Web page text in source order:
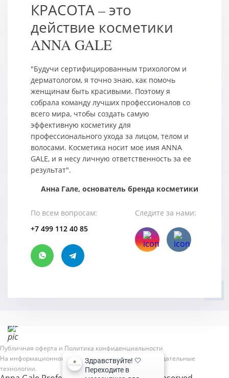
КРАСОТА – это
действие косметики
ANNA GALE
"Будучи сертифицированным трихологом и
дерматологом, я точно знаю, как помочь
женщинам быть красивыми. Поэтому я
собрала команду лучших профессионалов со
всего мира, чтобы создать самую
эффективную косметику для
профессионального ухода за лицом, телом и
волосами. Косметика носит мое имя ANNA
GALE, и я несу личную ответственность за ее
результат".
Анна Гале, основатель бренда косметики
По всем вопросам:
+7 499 112 40 85
Следите за нами:
Публичная оферта и Политика конфиденциальности
На информационном ресурсе применяются рекомендательные
технологии.